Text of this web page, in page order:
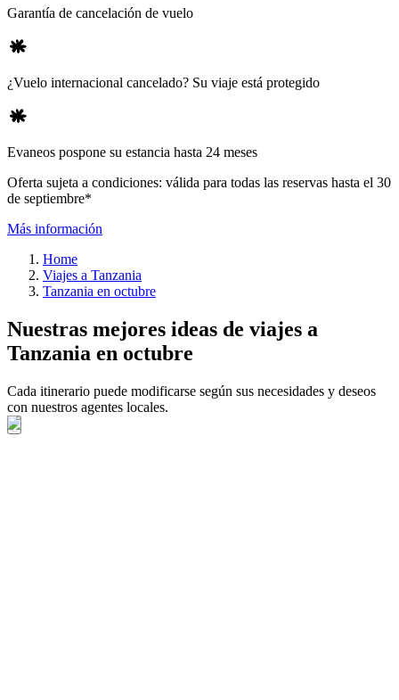
Garantía de cancelación de vuelo
¿Vuelo internacional cancelado? Su viaje está protegido
Evaneos pospone su estancia hasta 24 meses
Oferta sujeta a condiciones: válida para todas las reservas hasta el 30
de septiembre*
Más información
Home
Viajes a Tanzania
Tanzania en octubre
Nuestras mejores ideas de viajes a
Tanzania en octubre
Cada itinerario puede modificarse según sus necesidades y deseos
con nuestros agentes locales.